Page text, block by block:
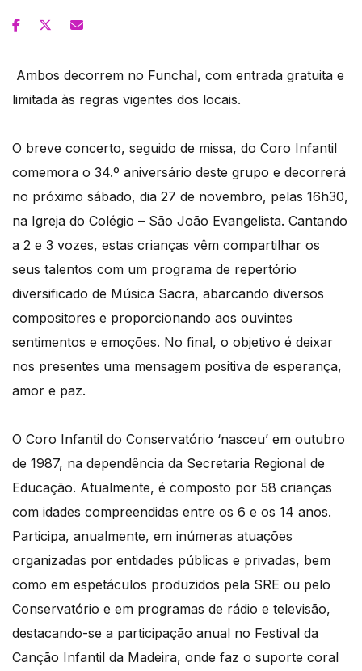
Ambos decorrem no Funchal, com entrada gratuita e
limitada às regras vigentes dos locais.
O breve concerto, seguido de missa, do Coro Infantil
comemora o 34.º aniversário deste grupo e decorrerá
no próximo sábado, dia 27 de novembro, pelas 16h30,
na Igreja do Colégio – São João Evangelista. Cantando
a 2 e 3 vozes, estas crianças vêm compartilhar os
seus talentos com um programa de repertório
diversificado de Música Sacra, abarcando diversos
compositores e proporcionando aos ouvintes
sentimentos e emoções. No final, o objetivo é deixar
nos presentes uma mensagem positiva de esperança,
amor e paz.
O Coro Infantil do Conservatório ‘nasceu’ em outubro
de 1987, na dependência da Secretaria Regional de
Educação. Atualmente, é composto por 58 crianças
com idades compreendidas entre os 6 e os 14 anos.
Participa, anualmente, em inúmeras atuações
organizadas por entidades públicas e privadas, bem
como em espetáculos produzidos pela SRE ou pelo
Conservatório e em programas de rádio e televisão,
destacando-se a participação anual no Festival da
Canção Infantil da Madeira, onde faz o suporte coral